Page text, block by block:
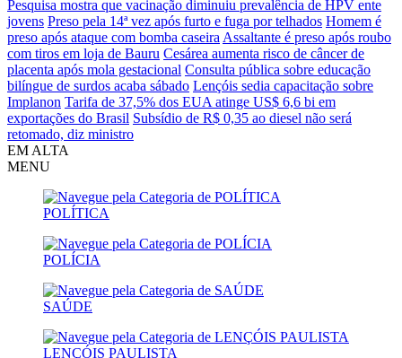
Pesquisa mostra que vacinação diminuiu prevalência de HPV ente
jovens Preso pela 14ª vez após furto e fuga por telhados Homem é
preso após ataque com bomba caseira Assaltante é preso após roubo
com tiros em loja de Bauru Cesárea aumenta risco de câncer de
placenta após mola gestacional Consulta pública sobre educação
bilíngue de surdos acaba sábado Lençóis sedia capacitação sobre
Implanon Tarifa de 37,5% dos EUA atinge US$ 6,6 bi em
exportações do Brasil Subsídio de R$ 0,35 ao diesel não será
retomado, diz ministro
EM ALTA
MENU
POLÍTICA
POLÍCIA
SAÚDE
LENÇÓIS PAULISTA